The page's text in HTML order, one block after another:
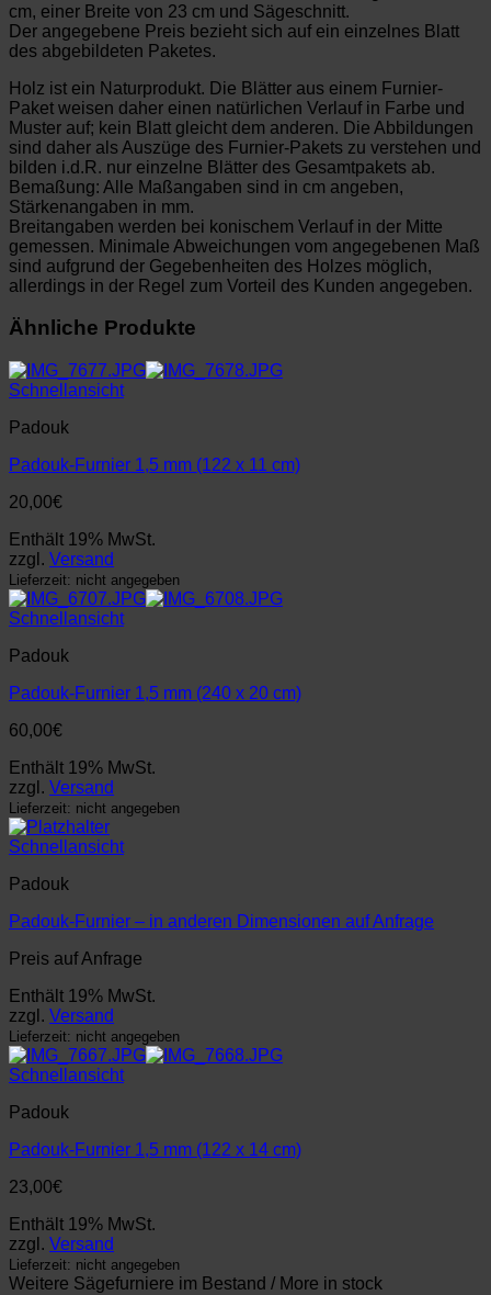
cm, einer Breite von 23 cm und Sägeschnitt.
Der angegebene Preis bezieht sich auf ein einzelnes Blatt
des abgebildeten Paketes.
Holz ist ein Naturprodukt. Die Blätter aus einem Furnier-
Paket weisen daher einen natürlichen Verlauf in Farbe und
Muster auf; kein Blatt gleicht dem anderen. Die Abbildungen
sind daher als Auszüge des Furnier-Pakets zu verstehen und
bilden i.d.R. nur einzelne Blätter des Gesamtpakets ab.
Bemaßung: Alle Maßangaben sind in cm angeben,
Stärkenangaben in mm.
Breitangaben werden bei konischem Verlauf in der Mitte
gemessen. Minimale Abweichungen vom angegebenen Maß
sind aufgrund der Gegebenheiten des Holzes möglich,
allerdings in der Regel zum Vorteil des Kunden angegeben.
Ähnliche Produkte
Schnellansicht
Padouk
Padouk-Furnier 1,5 mm (122 x 11 cm)
20,00€
Enthält 19% MwSt.
zzgl. Versand
Lieferzeit: nicht angegeben
Schnellansicht
Padouk
Padouk-Furnier 1,5 mm (240 x 20 cm)
60,00€
Enthält 19% MwSt.
zzgl. Versand
Lieferzeit: nicht angegeben
Schnellansicht
Padouk
Padouk-Furnier – in anderen Dimensionen auf Anfrage
Preis auf Anfrage
Enthält 19% MwSt.
zzgl. Versand
Lieferzeit: nicht angegeben
Schnellansicht
Padouk
Padouk-Furnier 1,5 mm (122 x 14 cm)
23,00€
Enthält 19% MwSt.
zzgl. Versand
Lieferzeit: nicht angegeben
Weitere Sägefurniere im Bestand / More in stock